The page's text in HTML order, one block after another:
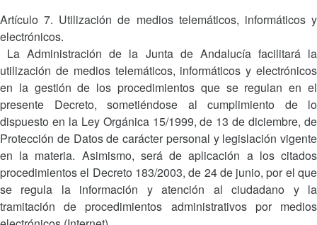
Artículo 7. Utilización de medios telemáticos, informáticos y
electrónicos.
La Administración de la Junta de Andalucía facilitará la
utilización de medios telemáticos, informáticos y electrónicos
en la gestión de los procedimientos que se regulan en el
presente Decreto, sometiéndose al cumplimiento de lo
dispuesto en la Ley Orgánica 15/1999, de 13 de diciembre, de
Protección de Datos de carácter personal y legislación vigente
en la materia. Asimismo, será de aplicación a los citados
procedimientos el Decreto 183/2003, de 24 de junio, por el que
se regula la información y atención al ciudadano y la
tramitación de procedimientos administrativos por medios